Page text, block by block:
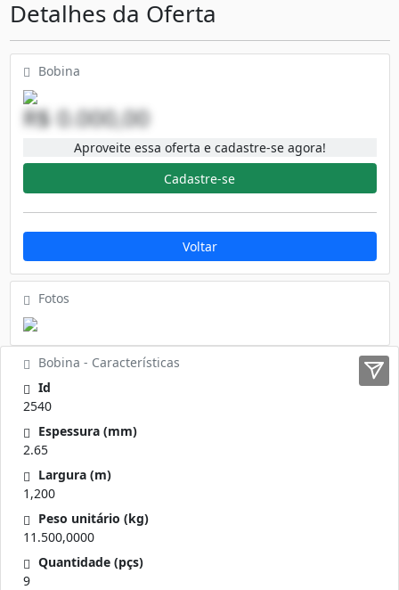
Detalhes da Oferta
Bobina
R$ 0.000,00
Aproveite essa oferta e cadastre-se agora!
Cadastre-se
Voltar
Fotos
Bobina - Características
Id
2540
Espessura (mm)
2.65
Largura (m)
1,200
Peso unitário (kg)
11.500,0000
Quantidade (pçs)
9